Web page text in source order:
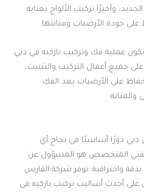
وأخيرًا تركيب الألواح بعناية
جودة الأرضيات ومتانتها.
عملية فك وتركيب باركيه في دبي
جميع أعمال التركيب والتثبيت،
على الأرضيات بعد الفك
دورًا أساسيًا في نجاح أي
المتخصص هو المسؤول عن
واحترافية. توفر شركة الفارس
على أحدث أساليب تركيب باركيه في